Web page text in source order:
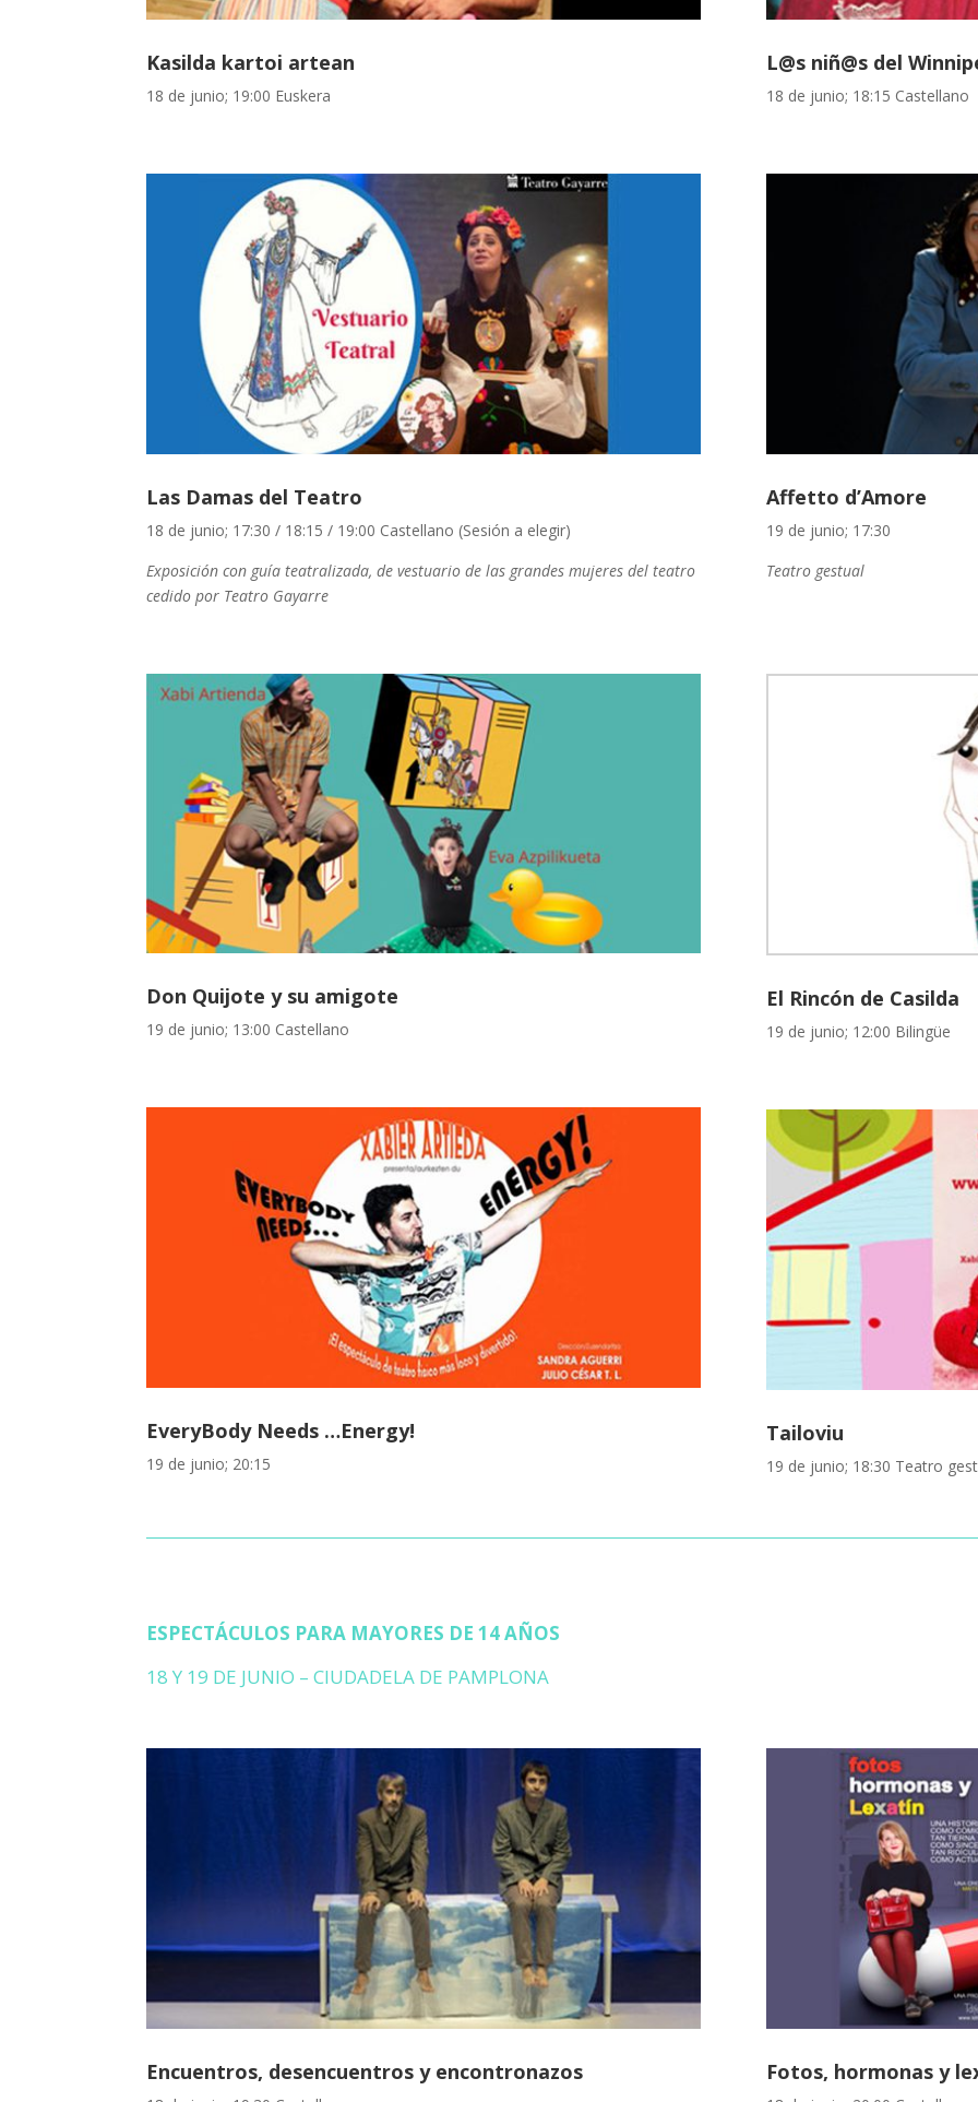
Kasilda kartoi artean
18 de junio; 19:00 Euskera
Las Damas del Teatro
18 de junio; 17:30 / 18:15 / 19:00 Castellano (Sesión a elegir)
Exposición con guía teatralizada, de vestuario de las grandes mujeres del teatro
cedido por Teatro Gayarre
Don Quijote y su amigote
19 de junio; 13:00 Castellano
EveryBody Needs …Energy!
19 de junio; 20:15
L@s niñ@s del
18 de junio; 18:15 Castellano
Affetto d’Amore
19 de junio; 17:30
Teatro gestual
El Rincón de Casilda
19 de junio; 12:00 Bilingüe
Tailoviu
19 de junio; 18:30 Teatro
ESPECTÁCULOS PARA MAYORES DE 14 AÑOS
18 Y 19 DE JUNIO – CIUDADELA DE PAMPLONA
Encuentros, desencuentros y encontronazos Fotos, hormonas y